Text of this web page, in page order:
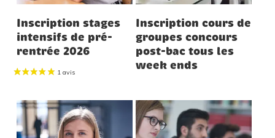
Etape Suivante
produit
a
plusieurs
Les
options
Inscription stages
intensifs de pré-
rentrée 2026
Etape Suivante
produit
a
plusieurs
Les
options
Inscription cours de
groupes concours
post-bac tous les
week ends